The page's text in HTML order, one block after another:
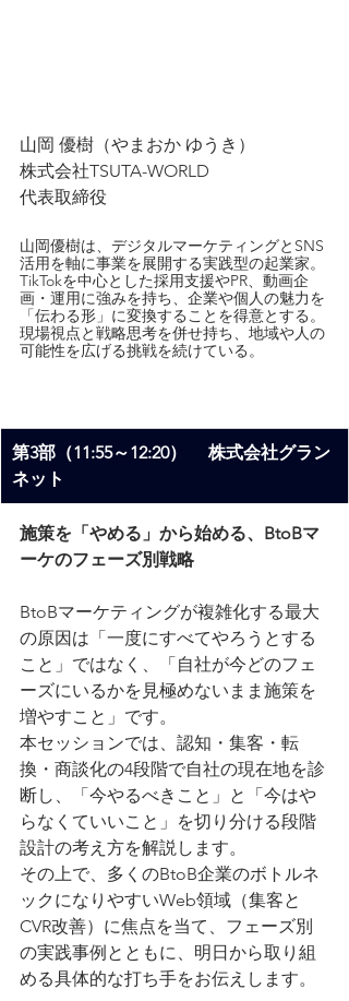
山岡 優樹（やまおか ゆうき）
株式会社TSUTA-WORLD
代表取締役
山岡優樹は、デジタルマーケティングとSNS
活用を軸に事業を展開する実践型の起業家。
TikTokを中心とした採用支援やPR、動画企
画・運用に強みを持ち、企業や個人の魅力を
「伝わる形」に変換することを得意とする。
現場視点と戦略思考を併せ持ち、地域や人の
可能性を広げる挑戦を続けている。
第3部（11:55～12:20）　 株式会社グラン
ネット
施策を「やめる」から始める、BtoBマ
ーケのフェーズ別戦略
BtoBマーケティングが複雑化する最大
の原因は「一度にすべてやろうとする
こと」ではなく、「自社が今どのフェ
ーズにいるかを見極めないまま施策を
増やすこと」です。
本セッションでは、認知・集客・転
換・商談化の4段階で自社の現在地を診
断し、「今やるべきこと」と「今はや
らなくていいこと」を切り分ける段階
設計の考え方を解説します。
その上で、多くのBtoB企業のボトルネ
ックになりやすいWeb領域（集客と
CVR改善）に焦点を当て、フェーズ別
の実践事例とともに、明日から取り組
める具体的な打ち手をお伝えします。